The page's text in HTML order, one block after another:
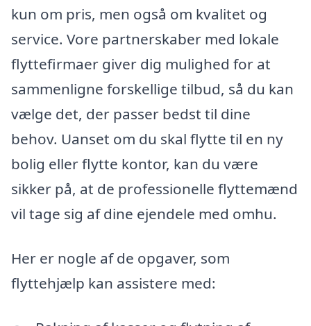
kun om pris, men også om kvalitet og
service. Vore partnerskaber med lokale
flyttefirmaer giver dig mulighed for at
sammenligne forskellige tilbud, så du kan
vælge det, der passer bedst til dine
behov. Uanset om du skal flytte til en ny
bolig eller flytte kontor, kan du være
sikker på, at de professionelle flyttemænd
vil tage sig af dine ejendele med omhu.
Her er nogle af de opgaver, som
flyttehjælp kan assistere med: